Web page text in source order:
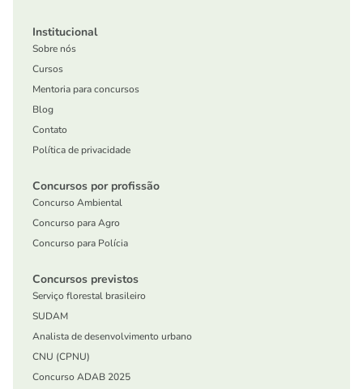
Institucional
Sobre nós
Cursos
Mentoria para concursos
Blog
Contato
Política de privacidade
Concursos por profissão
Concurso Ambiental
Concurso para Agro
Concurso para Polícia
Concursos previstos
Serviço florestal brasileiro
SUDAM
Analista de desenvolvimento urbano
CNU (CPNU)
Concurso ADAB 2025